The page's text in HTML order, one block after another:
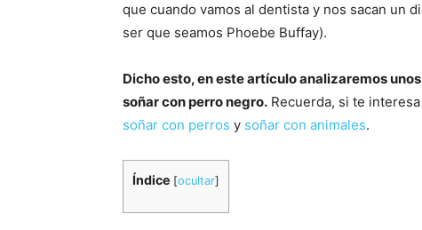
que cuando vamos al dentista y nos sacan un
ser que seamos Phoebe Buffay).
Dicho esto, en este artículo analizaremos
soñar con perro negro. Recuerda, si te
soñar con perros y soñar con animales.
Índice [ocultar]